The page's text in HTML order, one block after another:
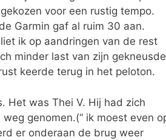
voor een rustig tempo.
Garmin gaf al ruim 30 aan.
ik op aandringen van de rest
minder last van zijn gekneusde
keerde terug in het peloton.
Het was Thei V. Hij had zich
genomen.(“ ik moest even
er onderaan de brug weer